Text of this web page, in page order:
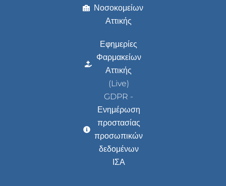
Νοσοκομείων
Αττικής
Εφημερίες
Φαρμακείων
Αττικής
(Live)
GDPR -
Ενημέρωση
προστασίας
προσωπικών
δεδομένων
ΙΣΑ